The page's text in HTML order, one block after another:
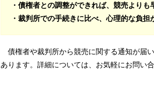
・債権者との調整ができれば、競売よりも
・裁判所での手続きに比べ、心理的な負担
債権者や裁判所から競売に関する通知が届
あります。詳細については、お気軽にお問い